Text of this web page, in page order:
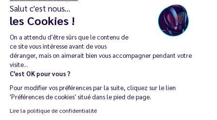
Salut c'est nous...
les Cookies !
On a attendu d'être sûrs que le contenu de
ce site vous intéresse avant de vous
déranger, mais on aimerait bien vous accompagner pendant votre
visite...
C'est OK pour vous ?
Pour modifier vos préférences par la suite, cliquez sur le lien
'Préférences de cookies' situé dans le pied de page.
Lire la politique de confidentialité
Restez en contact
La vente de cigarette électronique est interdite chez les moins de
18 ans. 🔞
Copyright © 2014 - 2026 Le Vapoteur Discount - Tous droits